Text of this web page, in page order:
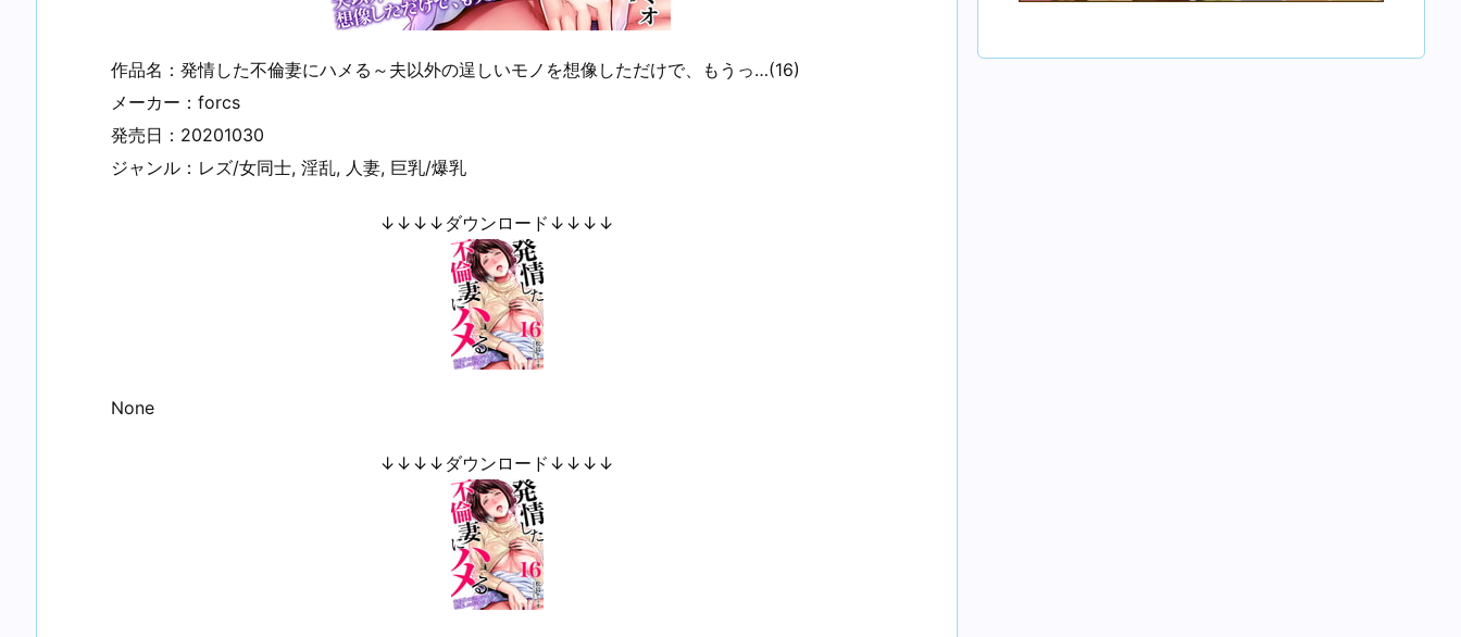
作品名：発情した不倫妻にハメる～夫以外の逞しいモノを想像しただけで、もうっ…(16)
メーカー：forcs
発売日：20201030
ジャンル：レズ/女同士, 淫乱, 人妻, 巨乳/爆乳
↓↓↓↓ダウンロード↓↓↓↓
None
↓↓↓↓ダウンロード↓↓↓↓